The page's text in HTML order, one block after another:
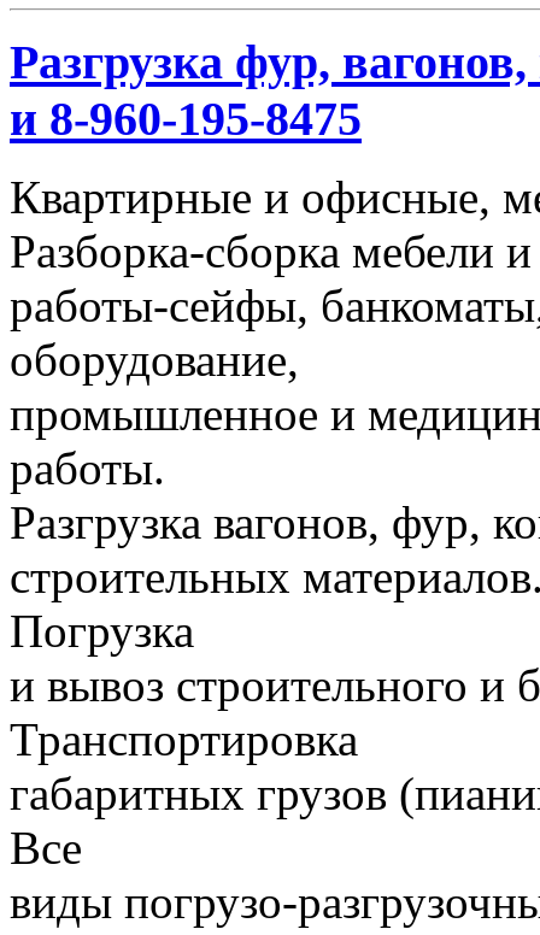
Разгрузка фур,
и 8-960-195-8475
Квартирные и офисные,
Разборка-сборка мебели
работы-сейфы,
оборудование,
промышленное и
работы.
Разгрузка вагонов, фур,
строительных
Погрузка
и вывоз строительного и
Транспортировка
габаритных грузов
Все
виды погрузо-